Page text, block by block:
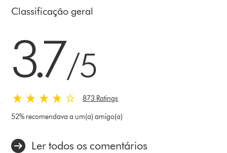
Classificação geral
3.7/5
873 Ratings
52% recomendava a um(a) amigo(a)
Ler todos os comentários